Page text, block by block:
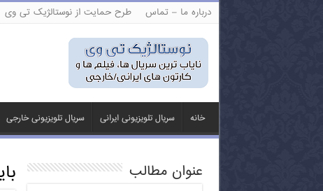
درباره ما – تماس طرح حمایت از نوستالژیک تی وی
خانه سریال تلویزیونی ایرانی سریال تلویزیونی خارجی
عنوان مطالب